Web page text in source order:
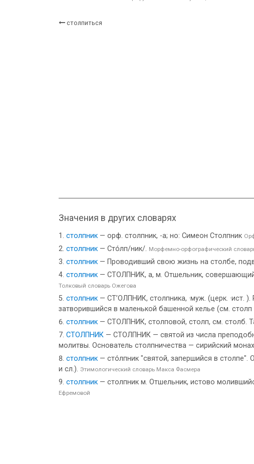
столпиться
Значения в других словарях
столпник — орф. столпник, -а; но: Симеон Столпник
столпник — Сто́лп/ник/. Морфемно-орфографический
столпник — Проводивший свою жизнь на столбе,
столпник — СТОЛПНИК, а, м. Отшельник, совершающий
Толковый словарь Ожегова
столпник — СТ’ОЛПНИК, столпника, ·муж. (церк. ·ист.
затворившийся в маленькой башенной келье (см. столп
столпник — СТОЛПНИК, столповой, столп, см. столб.
СТОЛПНИК — СТОЛПНИК — святой из числа
молитвы. Основатель столпничества — сирийский
столпник — сто́лпник "святой, запершийся в столпе".
и сл.). Этимологический словарь Макса Фасмера
столпник — столпник м. Отшельник, истово
Ефремовой